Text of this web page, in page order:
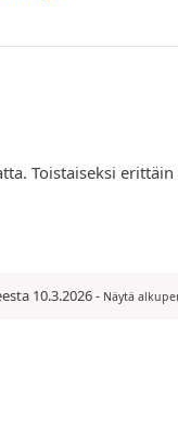
Toistaiseksi
10.3.2026- Näytä